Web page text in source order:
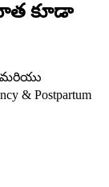
కూడా
మరియు
& Postpartum